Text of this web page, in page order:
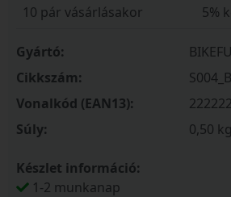
10 pár vásárlásakor
5%
Gyártó:
Cikkszám:
Vonalkód (EAN13):
Súly:
0,50 kg
Készlet információ:
1-2 munkanap